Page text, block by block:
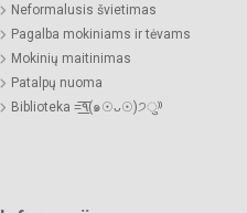
Neformalusis švietimas
Pagalba mokiniams ir tėvams
Mokinių maitinimas
Patalpų nuoma
Biblioteka =͟͟͞͞٩(๑☉ᴗ☉)੭ु⁾⁾